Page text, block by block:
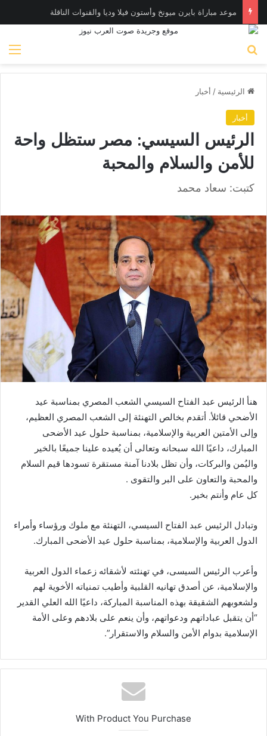
موعد مباراة بايرن ميونخ وأستون فيلا وديا والقنوات الناقلة
الرئيسية / أخبار
أخبار
الرئيس السيسي: مصر ستظل واحة
للأمن والسلام والمحبة
كتبت: سعاد محمد
هنأ الرئيس عبد الفتاح السيسي الشعب المصري بمناسبة عيد
الأضحي قائلأ. أتقدم بخالص التهنئة إلى الشعب المصري العظيم،
وإلى الأمتين العربية والإسلامية، بمناسبة حلول عيد الأضحى
المبارك، داعيًا الله سبحانه وتعالى أن يُعيده علينا جميعًا بالخير
واليُمن والبركات، وأن تظل بلادنا آمنة مستقرة تسودها قيم السلام
والمحبة والتعاون على البر والتقوى .
كل عام وأنتم بخير.
وتبادل الرئيس عبد الفتاح السيسي، التهنئة مع ملوك ورؤساء وأمراء
الدول العربية والإسلامية، بمناسبة حلول عيد الأضحى المبارك.
وأعرب الرئيس السيسى، في تهنئته لأشقائه زعماء الدول العربية
والإسلامية، عن أصدق تهانيه القلبية وأطيب تمنياته الأخوية لهم
ولشعوبهم الشقيقة بهذه المناسبة المباركة، داعيًا الله العلي القدير
“أن يتقبل عباداتهم ودعواتهم، وأن ينعم على بلادهم وعلى الأمة
الإسلامية بدوام الأمن والسلام والاستقرار”.
With Product You Purchase